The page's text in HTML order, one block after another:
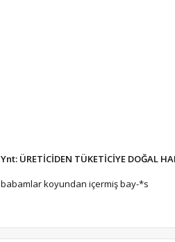
Ynt: ÜRETİCİDEN TÜKETİCİYE DOĞAL
babamlar koyundan içermiş bay-*s